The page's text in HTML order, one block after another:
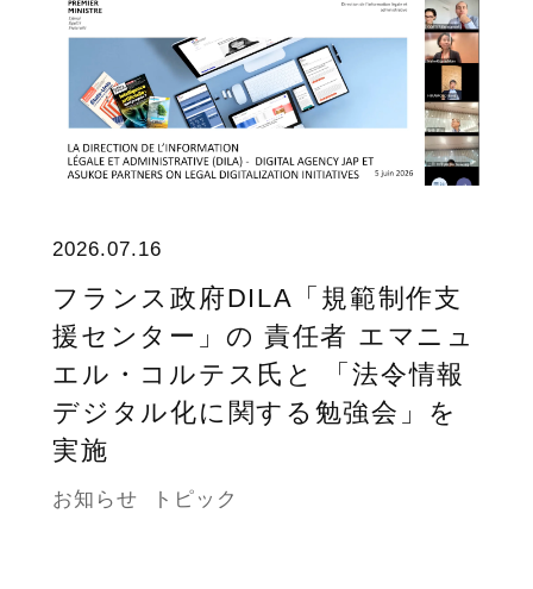
2026.07.16
フランス政府DILA「規範制作支
援センター」の 責任者 エマニュ
エル・コルテス氏と 「法令情報
デジタル化に関する勉強会」を
実施
お知らせ トピック